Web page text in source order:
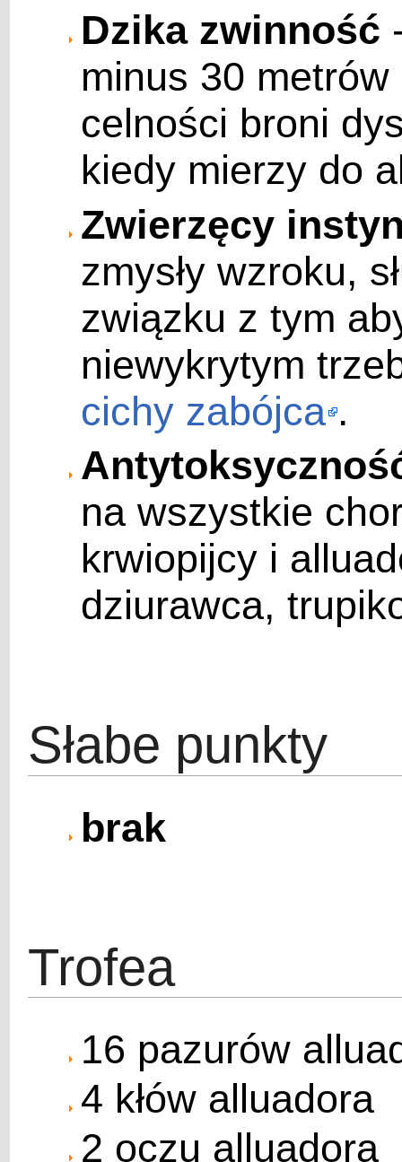
Dzika zwinność
minus 30
celności broni
kiedy mierzy do
Zwierzęcy
zmysły wzroku,
związku z tym
niewykrytym
cichy zabójca .
na wszystkie
krwiopijcy i
dziurawca,
Słabe punkty
brak
Trofea
16 pazurów
4 kłów alluadora
2 oczu alluadora